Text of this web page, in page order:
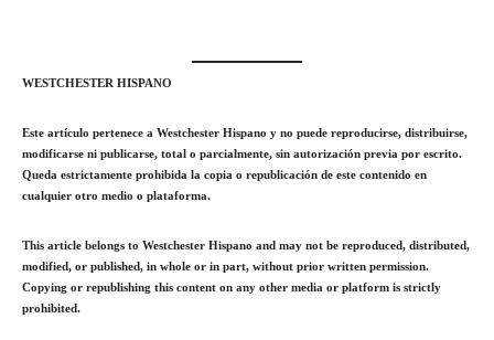
WESTCHESTER HISPANO
Este artículo pertenece a Westchester Hispano y no puede reproducirse, distribuirse,
modificarse ni publicarse, total o parcialmente, sin autorización previa por escrito.
Queda estrictamente prohibida la copia o republicación de este contenido en
cualquier otro medio o plataforma.
This article belongs to Westchester Hispano and may not be reproduced, distributed,
modified, or published, in whole or in part, without prior written permission.
Copying or republishing this content on any other media or platform is strictly
prohibited.